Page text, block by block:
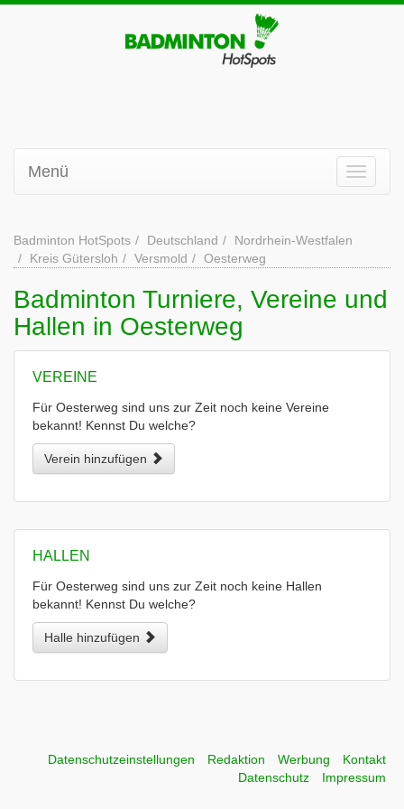
Menü
Badminton HotSpots Deutschland
Nordrhein-Westfalen
Kreis Gütersloh
Versmold Oesterweg
Badminton Turniere, Vereine und
Hallen in Oesterweg
VEREINE
Für Oesterweg sind uns zur Zeit noch keine Vereine
bekannt! Kennst Du welche?
Verein hinzufügen
HALLEN
Für Oesterweg sind uns zur Zeit noch keine Hallen
bekannt! Kennst Du welche?
Halle hinzufügen
Datenschutzeinstellungen Redaktion Werbung
Kontakt
Datenschutz
Impressum